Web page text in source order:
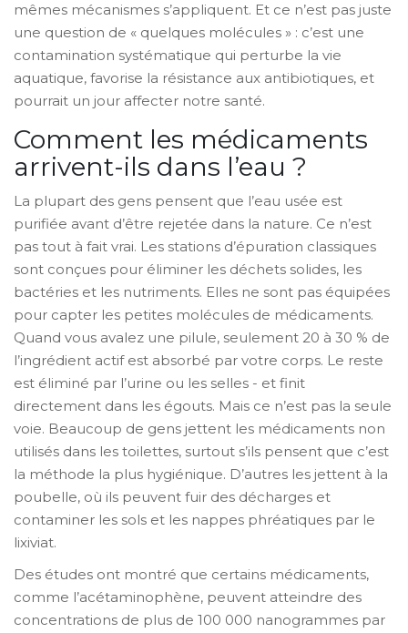
mêmes mécanismes s’appliquent. Et ce n’est pas juste
une question de « quelques molécules » : c’est une
contamination systématique qui perturbe la vie
aquatique, favorise la résistance aux antibiotiques, et
pourrait un jour affecter notre santé.
Comment les médicaments
arrivent-ils dans l’eau ?
La plupart des gens pensent que l’eau usée est
purifiée avant d’être rejetée dans la nature. Ce n’est
pas tout à fait vrai. Les stations d’épuration classiques
sont conçues pour éliminer les déchets solides, les
bactéries et les nutriments. Elles ne sont pas équipées
pour capter les petites molécules de médicaments.
Quand vous avalez une pilule, seulement 20 à 30 % de
l’ingrédient actif est absorbé par votre corps. Le reste
est éliminé par l’urine ou les selles - et finit
directement dans les égouts. Mais ce n’est pas la seule
voie. Beaucoup de gens jettent les médicaments non
utilisés dans les toilettes, surtout s’ils pensent que c’est
la méthode la plus hygiénique. D’autres les jettent à la
poubelle, où ils peuvent fuir des décharges et
contaminer les sols et les nappes phréatiques par le
lixiviat.
Des études ont montré que certains médicaments,
comme l’acétaminophène, peuvent atteindre des
concentrations de plus de 100 000 nanogrammes par